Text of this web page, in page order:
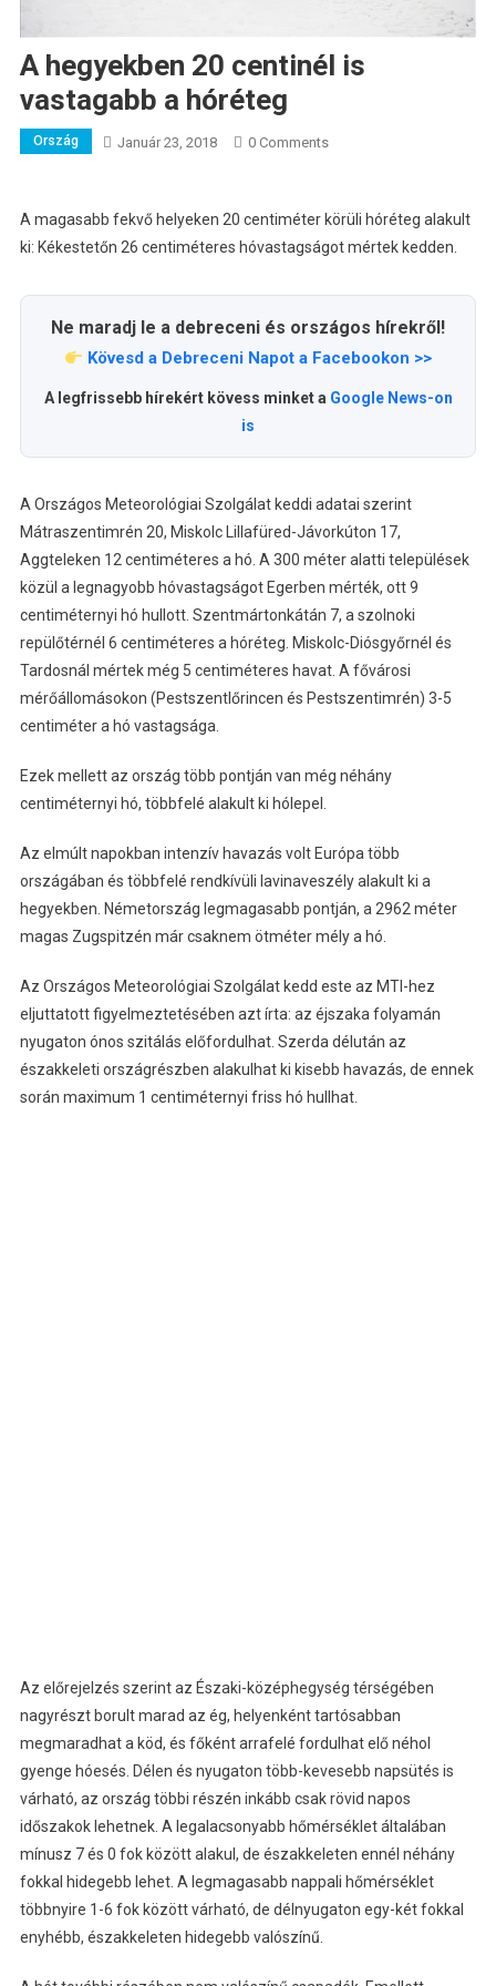
A hegyekben 20 centinél is
vastagabb a hóréteg
Ország Január 23, 2018 0 Comments
A magasabb fekvő helyeken 20 centiméter körüli hóréteg alakult
ki: Kékestetőn 26 centiméteres hóvastagságot mértek kedden.
Ne maradj le a debreceni és országos hírekről!
Kövesd a Debreceni Napot a Facebookon >>
A legfrissebb hírekért kövess minket a Google News-on
is
A Országos Meteorológiai Szolgálat keddi adatai szerint
Mátraszentimrén 20, Miskolc Lillafüred-Jávorkúton 17,
Aggteleken 12 centiméteres a hó. A 300 méter alatti települések
közül a legnagyobb hóvastagságot Egerben mérték, ott 9
centiméternyi hó hullott. Szentmártonkátán 7, a szolnoki
repülőtérnél 6 centiméteres a hóréteg. Miskolc-Diósgyőrnél és
Tardosnál mértek még 5 centiméteres havat. A fővárosi
mérőállomásokon (Pestszentlőrincen és Pestszentimrén) 3-5
centiméter a hó vastagsága.
Ezek mellett az ország több pontján van még néhány
centiméternyi hó, többfelé alakult ki hólepel.
Az elmúlt napokban intenzív havazás volt Európa több
országában és többfelé rendkívüli lavinaveszély alakult ki a
hegyekben. Németország legmagasabb pontján, a 2962 méter
magas Zugspitzén már csaknem ötméter mély a hó.
Az Országos Meteorológiai Szolgálat kedd este az MTI-hez
eljuttatott figyelmeztetésében azt írta: az éjszaka folyamán
nyugaton ónos szitálás előfordulhat. Szerda délután az
északkeleti országrészben alakulhat ki kisebb havazás, de ennek
során maximum 1 centiméternyi friss hó hullhat.
Az előrejelzés szerint az Északi-középhegység térségében
nagyrészt borult marad az ég, helyenként tartósabban
megmaradhat a köd, és főként arrafelé fordulhat elő néhol
gyenge hóesés. Délen és nyugaton több-kevesebb napsütés is
várható, az ország többi részén inkább csak rövid napos
időszakok lehetnek. A legalacsonyabb hőmérséklet általában
mínusz 7 és 0 fok között alakul, de északkeleten ennél néhány
fokkal hidegebb lehet. A legmagasabb nappali hőmérséklet
többnyire 1-6 fok között várható, de délnyugaton egy-két fokkal
enyhébb, északkeleten hidegebb valószínű.